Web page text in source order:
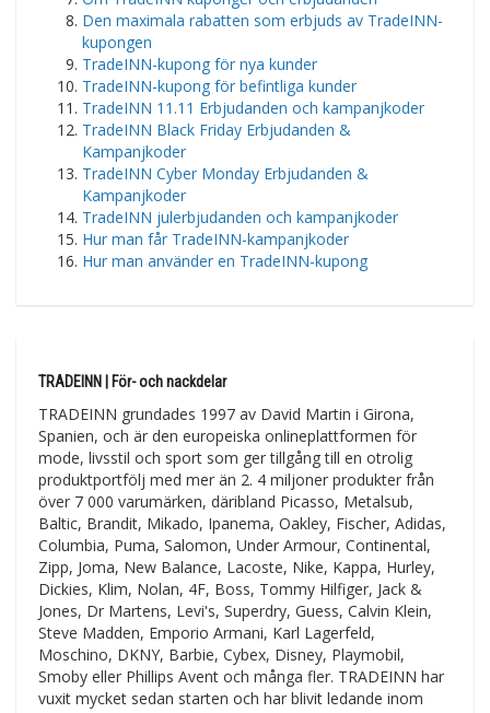
Den maximala rabatten som erbjuds av TradeINN-
kupongen
TradeINN-kupong för nya kunder
TradeINN-kupong för befintliga kunder
TradeINN 11.11 Erbjudanden och kampanjkoder
TradeINN Black Friday Erbjudanden &
Kampanjkoder
TradeINN Cyber Monday Erbjudanden &
Kampanjkoder
TradeINN julerbjudanden och kampanjkoder
Hur man får TradeINN-kampanjkoder
Hur man använder en TradeINN-kupong
TRADEINN | För- och nackdelar
TRADEINN grundades 1997 av David Martin i Girona,
Spanien, och är den europeiska onlineplattformen för
mode, livsstil och sport som ger tillgång till en otrolig
produktportfölj med mer än 2. 4 miljoner produkter från
över 7 000 varumärken, däribland Picasso, Metalsub,
Baltic, Brandit, Mikado, Ipanema, Oakley, Fischer, Adidas,
Columbia, Puma, Salomon, Under Armour, Continental,
Zipp, Joma, New Balance, Lacoste, Nike, Kappa, Hurley,
Dickies, Klim, Nolan, 4F, Boss, Tommy Hilfiger, Jack &
Jones, Dr Martens, Levi's, Superdry, Guess, Calvin Klein,
Steve Madden, Emporio Armani, Karl Lagerfeld,
Moschino, DKNY, Barbie, Cybex, Disney, Playmobil,
Smoby eller Phillips Avent och många fler. TRADEINN har
vuxit mycket sedan starten och har blivit ledande inom